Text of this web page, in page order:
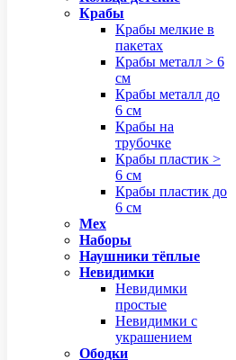
Крабы
Крабы мелкие в
пакетах
Крабы металл > 6
см
Крабы металл до
6 см
Крабы на
трубочке
Крабы пластик >
6 см
Крабы пластик до
6 см
Мех
Наборы
Наушники тёплые
Невидимки
Невидимки
простые
Невидимки с
украшением
Ободки